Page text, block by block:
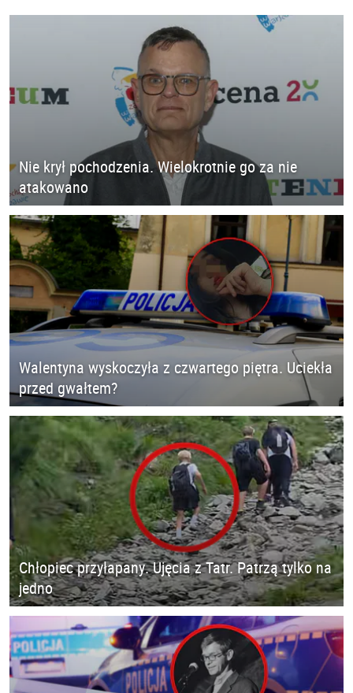
Nie krył pochodzenia. Wielokrotnie go za nie
atakowano
Walentyna wyskoczyła z czwartego piętra. Uciekła
przed gwałtem?
Chłopiec przyłapany. Ujęcia z Tatr. Patrzą tylko na
jedno